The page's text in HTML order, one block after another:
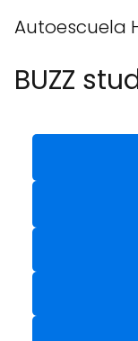
Autoescuela
BUZZ